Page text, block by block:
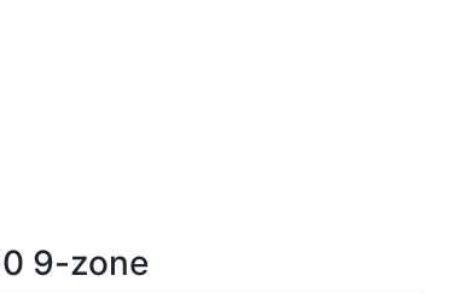
9-zone